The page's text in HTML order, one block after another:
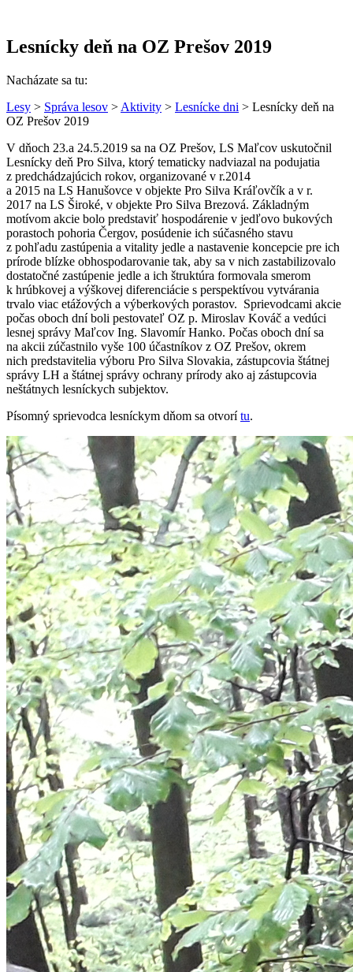
Lesnícky deň na OZ Prešov 2019
Nacházate sa tu:
Lesy > Správa lesov > Aktivity > Lesnícke dni > Lesnícky deň na
OZ Prešov 2019
V dňoch 23.a 24.5.2019 sa na OZ Prešov, LS Maľcov uskutočnil
Lesnícky deň Pro Silva, ktorý tematicky nadviazal na podujatia
z predchádzajúcich rokov, organizované v r.2014
a 2015 na LS Hanušovce v objekte Pro Silva Kráľovčík a v r.
2017 na LS Široké, v objekte Pro Silva Brezová. Základným
motívom akcie bolo predstaviť hospodárenie v jedľovo bukových
porastoch pohoria Čergov, posúdenie ich súčasného stavu
z pohľadu zastúpenia a vitality jedle a nastavenie koncepcie pre ich
prírode blízke obhospodarovanie tak, aby sa v nich zastabilizovalo
dostatočné zastúpenie jedle a ich štruktúra formovala smerom
k hrúbkovej a výškovej diferenciácie s perspektívou vytvárania
trvalo viac etážových a výberkových porastov. Sprievodcami akcie
počas oboch dní boli pestovateľ OZ p. Miroslav Kováč a vedúci
lesnej správy Maľcov Ing. Slavomír Hanko. Počas oboch dní sa
na akcii zúčastnilo vyše 100 účastníkov z OZ Prešov, okrem
nich predstavitelia výboru Pro Silva Slovakia, zástupcovia štátnej
správy LH a štátnej správy ochrany prírody ako aj zástupcovia
neštátnych lesníckych subjektov.
Písomný sprievodca lesníckym dňom sa otvorítu.